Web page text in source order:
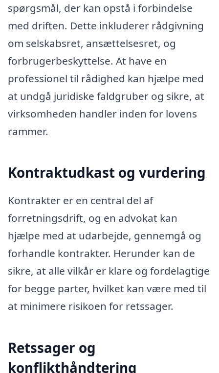
spørgsmål, der kan opstå i forbindelse
med driften. Dette inkluderer rådgivning
om selskabsret, ansættelsesret, og
forbrugerbeskyttelse. At have en
professionel til rådighed kan hjælpe med
at undgå juridiske faldgruber og sikre, at
virksomheden handler inden for lovens
rammer.
Kontraktudkast og vurdering
Kontrakter er en central del af
forretningsdrift, og en advokat kan
hjælpe med at udarbejde, gennemgå og
forhandle kontrakter. Herunder kan de
sikre, at alle vilkår er klare og fordelagtige
for begge parter, hvilket kan være med til
at minimere risikoen for retssager.
Retssager og
konflikthåndtering